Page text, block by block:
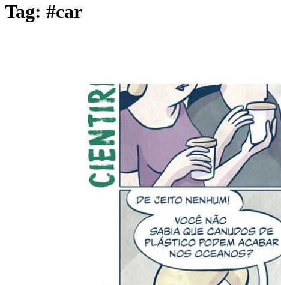
Tag: #car